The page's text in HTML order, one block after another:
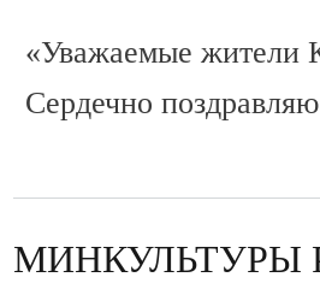
«Уважаемые жители
Сердечно
МИНКУЛЬТУРЫ